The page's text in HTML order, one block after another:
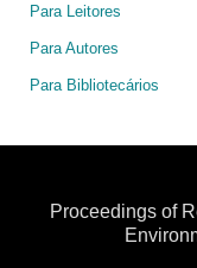
Para Leitores
Para Autores
Para Bibliotecários
Proceedings of